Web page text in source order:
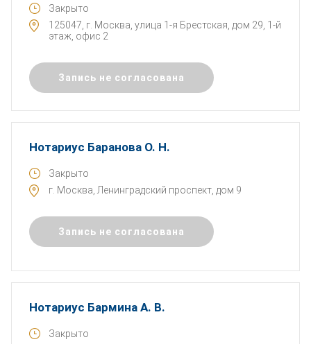
Закрыто
125047, г. Москва, улица 1-я Брестская, дом 29, 1-й
этаж, офис 2
Запись не согласована
Нотариус Баранова О. Н.
Закрыто
г. Москва, Ленинградский проспект, дом 9
Запись не согласована
Нотариус Бармина А. В.
Закрыто